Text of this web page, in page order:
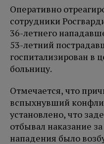
Оперативно
сотрудники
36-летнего
53-летний
госпитализирован в
больницу.
Отмечается, что
вспыхнувший
установлено, что
отбывал наказание
нападения было